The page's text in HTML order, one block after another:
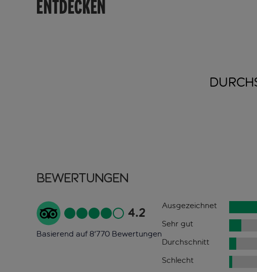
ENTDECKEN
Bewertungen
4.2
Basierend auf 8'770 Bewertungen
Ausgezeichnet
Sehr gut
Durchschnitt
Schlecht